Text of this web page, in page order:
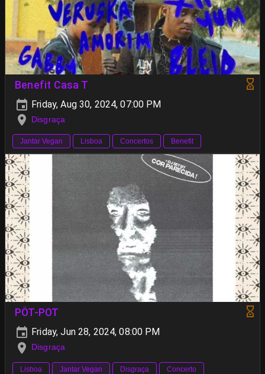
Benefit Casa T
Friday, Aug 30, 2024, 07:00 PM
Disgraça
Jantar Vegan Lisboa Concertos Benefit
PÔT-POT
Friday, Jun 28, 2024, 08:00 PM
Disgraça
Lisboa Jantar Vegan Disgraça Concerto